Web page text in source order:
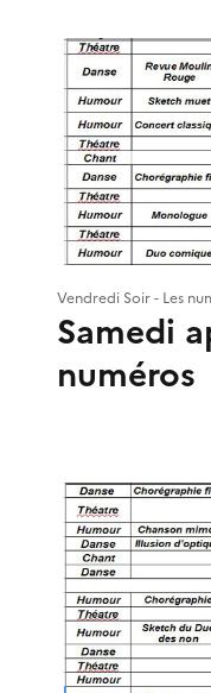
Vendredi Soir - Les
Samedi
numéros